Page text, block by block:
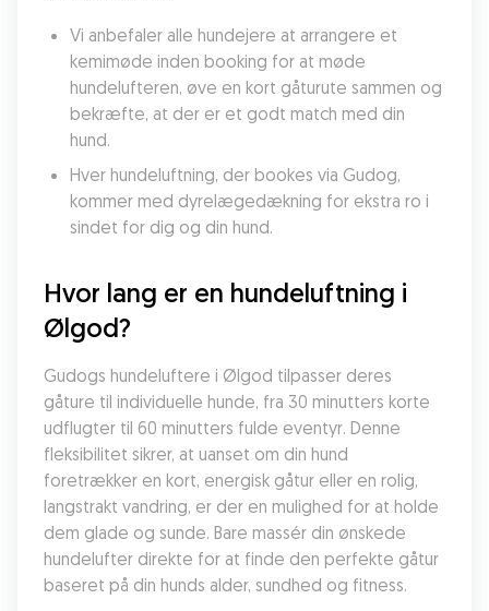
Vi anbefaler alle hundejere at arrangere et
kemimøde inden booking for at møde
hundelufteren, øve en kort gåturute sammen og
bekræfte, at der er et godt match med din
hund.
Hver hundeluftning, der bookes via Gudog,
kommer med dyrelægedækning for ekstra ro i
sindet for dig og din hund.
Hvor lang er en hundeluftning i
Ølgod?
Gudogs hundeluftere i Ølgod tilpasser deres
gåture til individuelle hunde, fra 30 minutters korte
udflugter til 60 minutters fulde eventyr. Denne
fleksibilitet sikrer, at uanset om din hund
foretrækker en kort, energisk gåtur eller en rolig,
langstrakt vandring, er der en mulighed for at holde
dem glade og sunde. Bare massér din ønskede
hundelufter direkte for at finde den perfekte gåtur
baseret på din hunds alder, sundhed og fitness.